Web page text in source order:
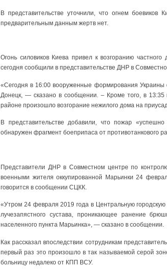
В представительстве уточнили, что огнем
предварительным данным жертв нет.
Огонь силовиков Киева привел к возгоранию
сегодня сообщили в представительстве ДНР в
«Сегодня в 16:00 вооруженные формирования
Донецк, — сказано в сообщении. – Кроме того, в 13:35
районе произошло возгорание нежилого дома на
В представительстве добавили, что пожар
обнаружен фрагмент боеприпаса от противотанкового
Представители ДНР в Совместном центре по
военными жителя оккупированной Марьинки 24
говорится в сообщении СЦКК.
«Утром 24 февраля 2019 года в Центральную
лучезапястного сустава, проникающее ранение
населенного пункта Марьинка», — сказано в сообщении.
Как рассказал впоследствии сотрудникам
первый раз это произошло в так называемой серой
больницу недалеко от КПП ВСУ.